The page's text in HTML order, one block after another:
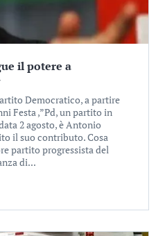
il potere a
Democratico, a partire
Festa ,”Pd, un partito in
2 agosto, è Antonio
il suo contributo. Cosa
partito progressista del
di...